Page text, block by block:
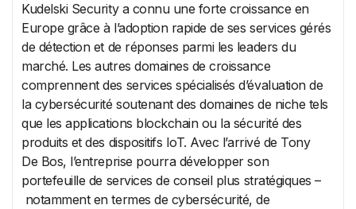
Kudelski Security a connu une forte croissance en
Europe grâce à l’adoption rapide de ses services gérés
de détection et de réponses parmi les leaders du
marché. Les autres domaines de croissance
comprennent des services spécialisés d’évaluation de
la cybersécurité soutenant des domaines de niche tels
que les applications blockchain ou la sécurité des
produits et des dispositifs IoT. Avec l’arrivé de Tony
De Bos, l’entreprise pourra développer son
portefeuille de services de conseil plus stratégiques –
notamment en termes de cybersécurité, de